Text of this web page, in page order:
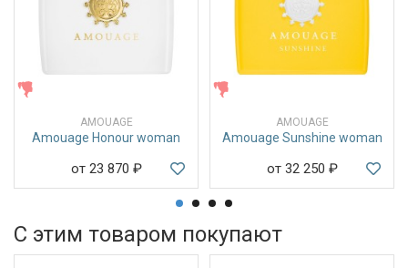
AMOUAGE
Amouage Honour woman
от 23 870 ₽
AMOUAGE
Amouage Sunshine woman
от 32 250 ₽
С этим товаром покупают